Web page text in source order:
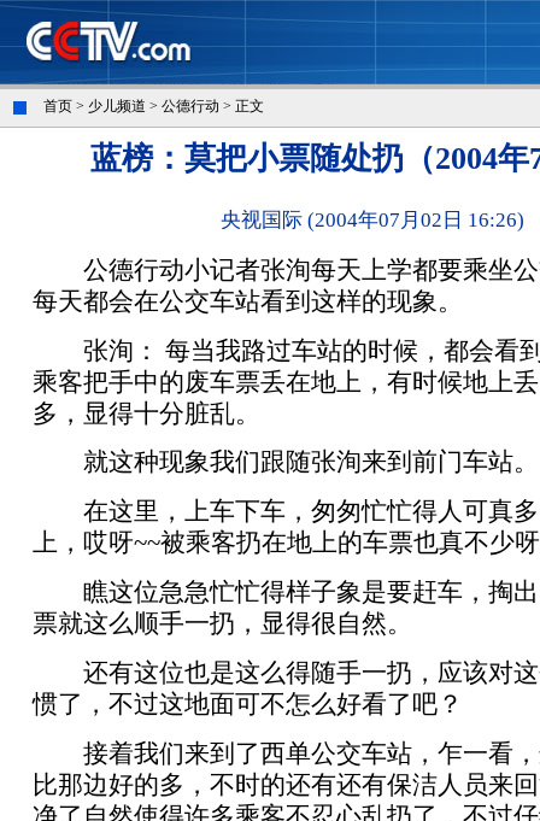
首页 > 少儿频道 > 公德行动 > 正文
蓝榜：莫把小票随处扔（2004年
央视国际 (2004年07月02日 16:26)
公德行动小记者张洵每天上学都要乘坐公
每天都会在公交车站看到这样的现象。
张洵： 每当我路过车站的时候，都会看
乘客把手中的废车票丢在地上，有时候地上
多，显得十分脏乱。
就这种现象我们跟随张洵来到前门车站。
在这里，上车下车，匆匆忙忙得人可真多
上，哎呀~~被乘客扔在地上的车票也真不少
瞧这位急急忙忙得样子象是要赶车，掏出
票就这么顺手一扔，显得很自然。
还有这位也是这么得随手一扔，应该对这
惯了，不过这地面可不怎么好看了吧？
接着我们来到了西单公交车站，乍一看，
比那边好的多，不时的还有还有保洁人员来
净了自然使得许多乘客不忍心乱扔了，不过